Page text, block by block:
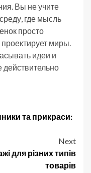
Вы не учите
где мысль
просто
проектирует миры.
идеи и
та прикраси:
Next
для різних типів
товарів